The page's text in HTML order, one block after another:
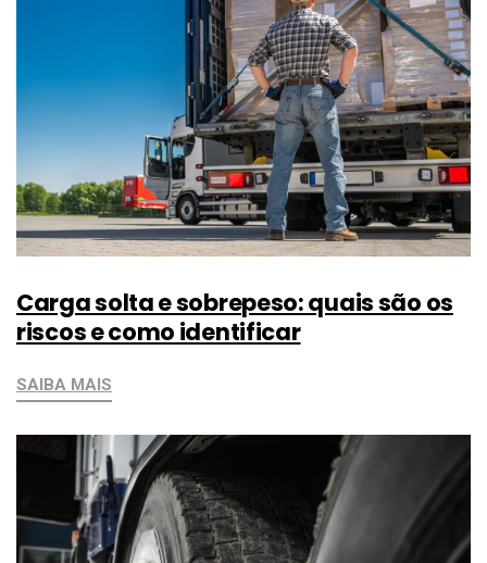
Carga solta e sobrepeso: quais são os
riscos e como identificar
SAIBA MAIS